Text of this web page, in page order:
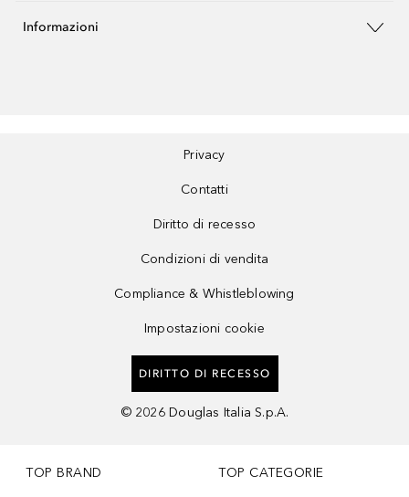
Informazioni
Privacy
Contatti
Diritto di recesso
Condizioni di vendita
Compliance & Whistleblowing
Impostazioni cookie
DIRITTO DI RECESSO
© 2026 Douglas Italia S.p.A.
TOP BRAND TOP CATEGORIE